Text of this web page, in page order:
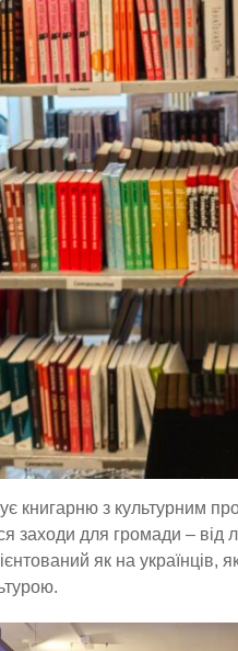
книгарню з культурним
заходи для громади – від
як на українців,